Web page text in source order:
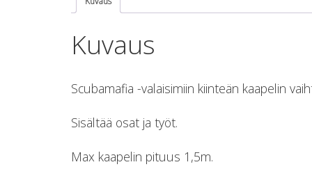
Kuvaus
Scubamafia -valaisimiin kiinteän kaapelin
Sisältää osat ja työt.
Max kaapelin pituus 1,5m.